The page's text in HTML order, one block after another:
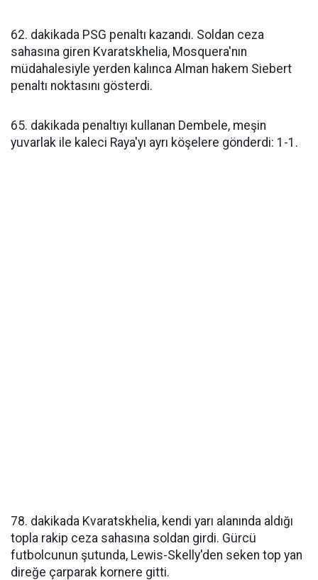
62. dakikada PSG penaltı kazandı. Soldan ceza
sahasına giren Kvaratskhelia, Mosquera'nın
müdahalesiyle yerden kalınca Alman hakem Siebert
penaltı noktasını gösterdi.
65. dakikada penaltıyı kullanan Dembele, meşin
yuvarlak ile kaleci Raya'yı ayrı köşelere gönderdi: 1-1.
78. dakikada Kvaratskhelia, kendi yarı alanında aldığı
topla rakip ceza sahasına soldan girdi. Gürcü
futbolcunun şutunda, Lewis-Skelly'den seken top yan
direğe çarparak kornere gitti.